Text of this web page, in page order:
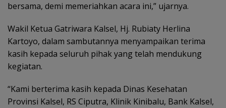
bersama, demi memeriahkan acara ini,” ujarnya.
Wakil Ketua Gatriwara Kalsel, Hj. Rubiaty Herlina
Kartoyo, dalam sambutannya menyampaikan terima
kasih kepada seluruh pihak yang telah mendukung
kegiatan.
“Kami berterima kasih kepada Dinas Kesehatan
Provinsi Kalsel, RS Ciputra, Klinik Kinibalu, Bank Kalsel,